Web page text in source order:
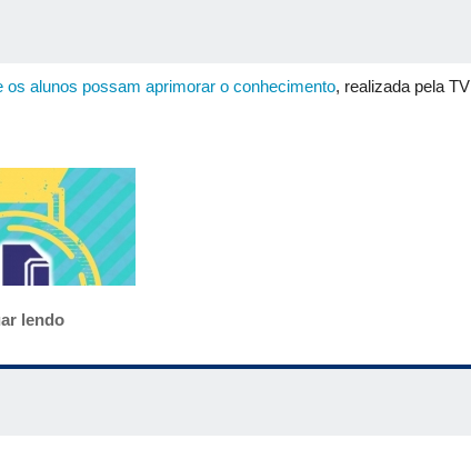
alunos possam aprimorar o conhecimento, realizada pela TV
lendo